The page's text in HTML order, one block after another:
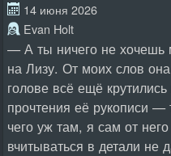
14 июня 2026
Evan Holt
— А ты ничего не хочешь
на Лизу. От моих слов
голове всё ещё
прочтения её рукописи —
чего уж там, я сам от
вчитываться в детали не